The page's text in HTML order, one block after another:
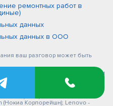
ремонтных работ в
данных
данных в ООО
ваш разговор может быть
Apple Inc. (Эпл Инк.); Huawei и
CO., LTD. (ХУАВЕЙ
правообладатель Samsung
Ко., Лтд.); MEIZU -
CO., LTD.; Nokia -
(Нокиа Корпорейшн); Lenovo -